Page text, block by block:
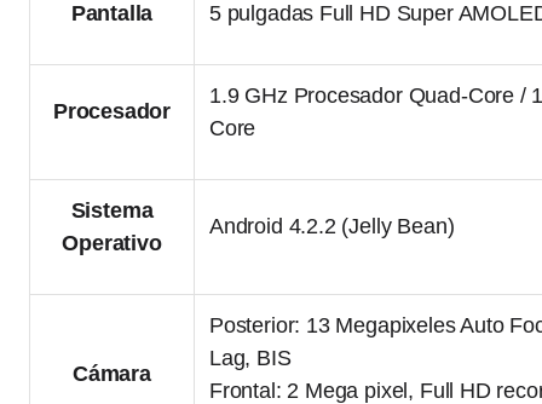
Pantalla 5 pulgadas Full HD Super
Procesador
1.9 GHz Procesador Quad-Core /
Core
Sistema
Operativo
Android 4.2.2 (Jelly Bean)
Cámara
Posterior: 13 Megapixeles Auto
Lag, BIS
Frontal: 2 Mega pixel, Full HD